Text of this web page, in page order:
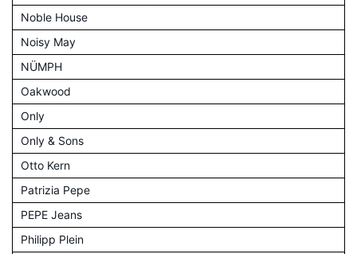
Noble House
Noisy May
NÜMPH
Oakwood
Only
Only & Sons
Otto Kern
Patrizia Pepe
PEPE Jeans
Philipp Plein